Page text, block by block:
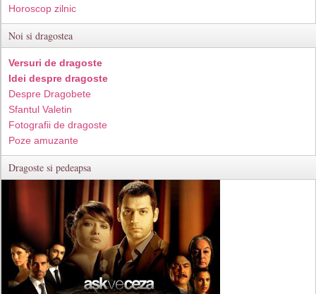
Horoscop zilnic
Noi si dragostea
Versuri de dragoste
Idei despre dragoste
Despre Dragobete
Sfantul Valetin
Fotografii de dragoste
Poze amuzante
Dragoste si pedeapsa